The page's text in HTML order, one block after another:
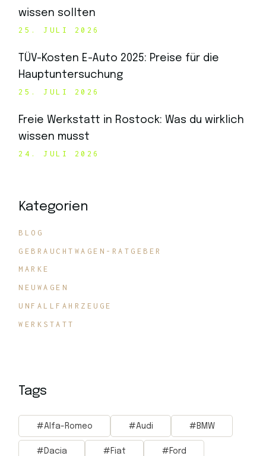
wissen sollten
25. JULI 2026
TÜV-Kosten E-Auto 2025: Preise für die
Hauptuntersuchung
25. JULI 2026
Freie Werkstatt in Rostock: Was du wirklich
wissen musst
24. JULI 2026
Kategorien
BLOG
GEBRAUCHTWAGEN-RATGEBER
MARKE
NEUWAGEN
UNFALLFAHRZEUGE
WERKSTATT
Tags
Alfa-Romeo Audi BMW
Dacia Fiat Ford